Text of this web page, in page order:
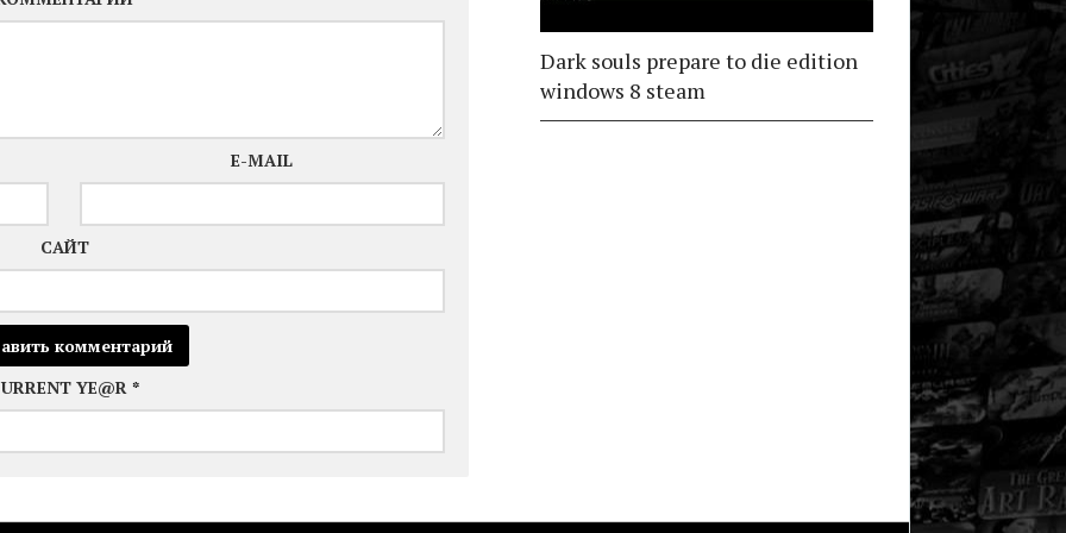
E-MAIL
САЙТ
YE@R *
Dark souls prepare to die edition
windows 8 steam